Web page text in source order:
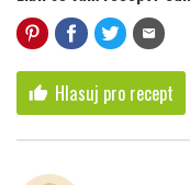
mail
thumb_up Hlasuj pro recept